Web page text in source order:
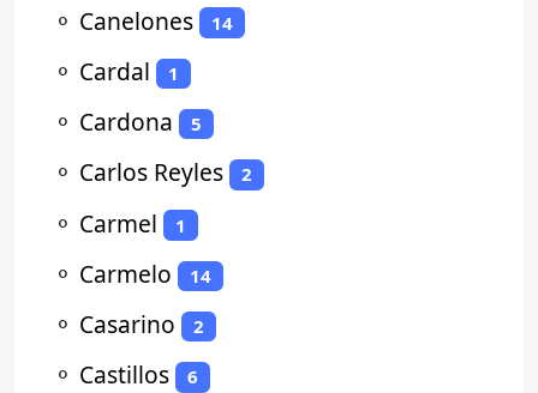
⚬ Canelones 14
⚬ Cardal 1
⚬ Cardona 5
⚬ Carlos Reyles 2
⚬ Carmel 1
⚬ Carmelo 14
⚬ Casarino 2
⚬ Castillos 6